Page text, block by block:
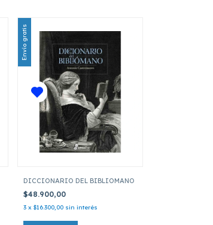
Envío gratis
DICCIONARIO DEL BIBLIOMANO
$48.900,00
3 x $16.300,00 sin interés